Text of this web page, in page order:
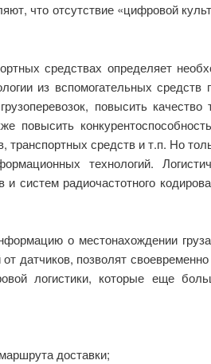
что отсутствие «цифровой
средствах определяет
из вспомогательных
повысить качество
повысить
средств и т.п. Но
технологий.
систем радиочастотного
о местонахождении
датчиков, позволят своевременно
логистики, которые еще
доставки;